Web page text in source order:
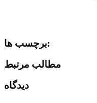
برچسب ها:
مطالب مرتبط
دیدگاه